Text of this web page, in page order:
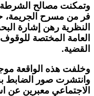
وتمكنت مصالح الشرطة
فر من مسرح الجريمة،
النظرية رهن إشارة
العامة المختصة
القضية.
وخلفت هذه الواقعة
وانتشرت صور الضابط
الاجتماعي معبرين عن